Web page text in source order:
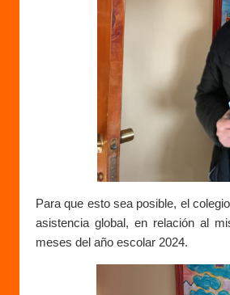
Para que esto sea posible, el
asistencia global, en relación al
meses del año escolar 2024.